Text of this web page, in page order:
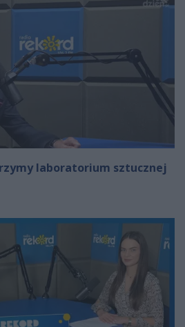
laboratorium sztucznej